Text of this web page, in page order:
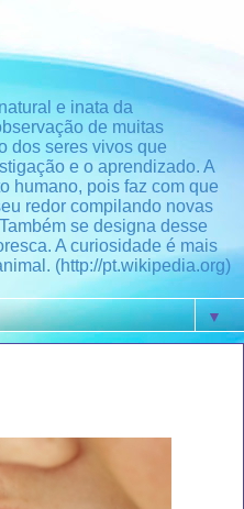
e inata da
de muitas
dos seres vivos que
e o aprendizado. A
humano, pois faz com que
redor compilando novas
se designa desse
A curiosidade é mais
(http://pt.wikipedia.org)
▼